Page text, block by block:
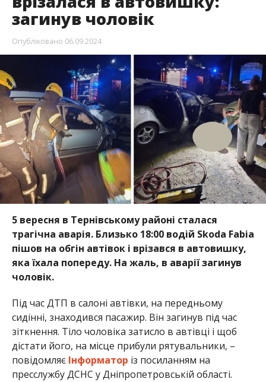
загинув чоловік
Опубліковано 06.09.2024
5 вересня в Тернівському районі сталася
трагічна аварія. Близько 18:00 водій Skoda Fabia
пішов на обгін автівок і врізався в автовишку,
яка їхала попереду. На жаль, в аварії загинув
чоловік.
Під час ДТП в салоні автівки, на передньому
сидінні, знаходився пасажир. Він загинув під час
зіткнення. Тіло чоловіка затисло в автівці і щоб
дістати його, на місце прибули рятувальники, –
повідомляє Інформатор із посиланням на
пресслужбу ДСНС у Дніпропетровській області.